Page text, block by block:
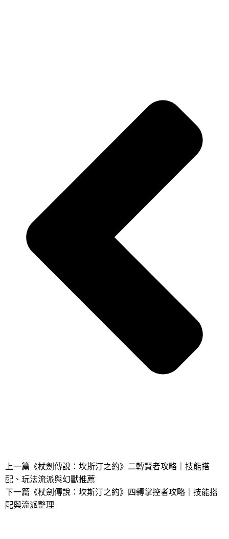
上一篇 《杖劍傳說：坎斯汀之約》二轉賢者攻略｜技能搭
配、玩法流派與幻獸推薦
下一篇 《杖劍傳說：坎斯汀之約》四轉掌控者攻略｜技能搭
配與流派整理